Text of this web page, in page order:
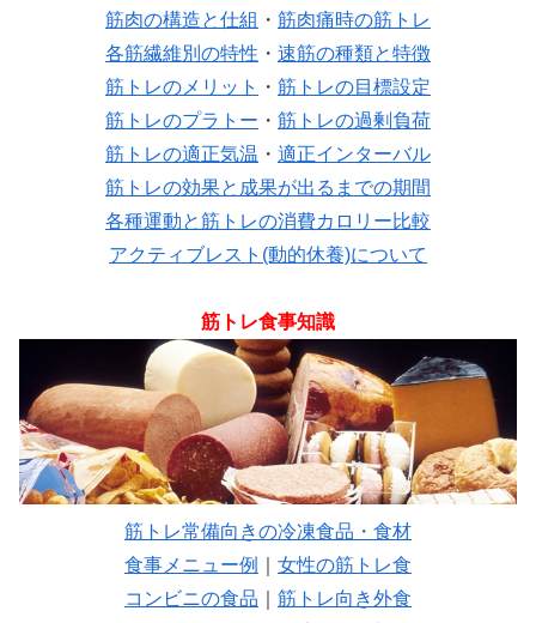
筋肉の構造と仕組 ・ 筋肉痛時の筋トレ
各筋繊維別の特性 ・ 速筋の種類と特徴
筋トレのメリット
・ 筋トレの目標設定
筋トレのプラトー ・ 筋トレの過剰負荷
筋トレの適正気温 ・ 適正インターバル
筋トレの効果と成果が出るまでの期間
各種運動と筋トレの消費カロリー比較
アクティブレスト(動的休養)について
筋トレ食事知識
筋トレ常備向きの冷凍食品・食材
食事メニュー例
女性の筋トレ食
コンビニの食品
筋トレ向き外食